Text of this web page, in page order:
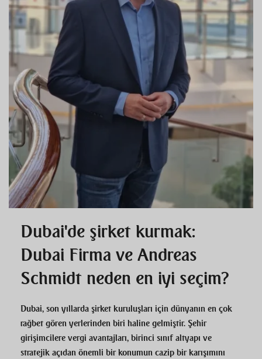
Dubai'de şirket kurmak:
Dubai Firma ve Andreas
Schmidt neden en iyi seçim?
Dubai, son yıllarda şirket kuruluşları için dünyanın en çok
rağbet gören yerlerinden biri haline gelmiştir. Şehir
girişimcilere vergi avantajları, birinci sınıf altyapı ve
stratejik açıdan önemli bir konumun cazip bir karışımını